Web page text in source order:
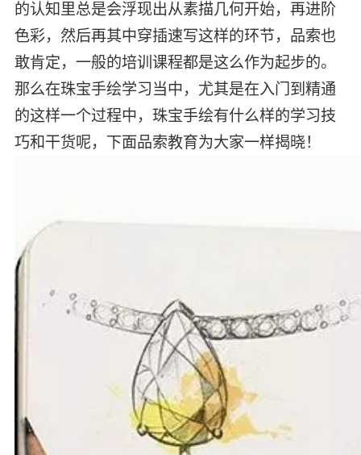
的认知里总是会浮现出从素描几何开始，再进阶
色彩，然后再其中穿插速写这样的环节，品索也
敢肯定，一般的培训课程都是这么作为起步的。
那么在珠宝手绘学习当中，尤其是在入门到精通
的这样一个过程中，珠宝手绘有什么样的学习技
巧和干货呢，下面品索教育为大家一样揭晓！